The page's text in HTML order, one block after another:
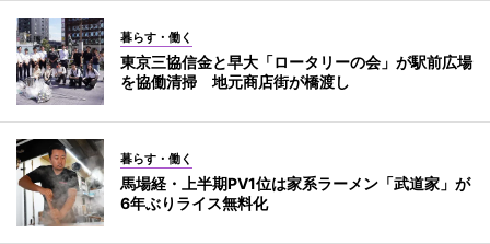
暮らす・働く
東京三協信金と早大「ロータリーの会」が駅前広場
を協働清掃 地元商店街が橋渡し
暮らす・働く
馬場経・上半期PV1位は家系ラーメン「武道家」が
6年ぶりライス無料化